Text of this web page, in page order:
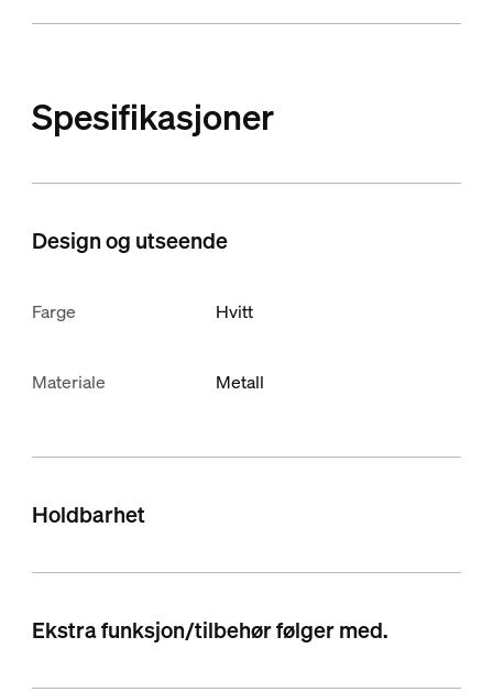
Spesifikasjoner
Design og utseende
Farge Hvitt
Materiale Metall
Holdbarhet
Ekstra funksjon/tilbehør følger med.